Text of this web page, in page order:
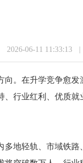
2026-06-11 11:33:13 |
向。在升学竞争愈发
、行业红利、优质就
地轻轨、市域铁路